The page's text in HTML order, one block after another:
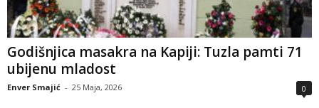
Godišnjica masakra na Kapiji: Tuzla pamti 71
ubijenu mladost
Enver Smajić - 25 Maja, 2026 0